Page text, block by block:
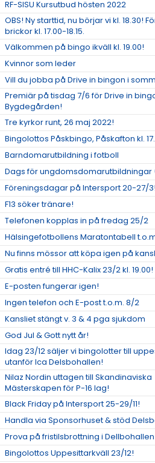
RF-SISU Kursutbud hösten 2022
OBS! Ny starttid, nu börjar vi kl. 18.30!
brickor kl. 17.00-18.15.
Välkommen på bingo ikväll kl. 19.00!
Kvinnor som leder
Vill du jobba på Drive in bingon i
Premiär på tisdag 7/6 för Drive in
Bygdegården!
Tre kyrkor runt, 26 maj 2022!
Bingolottos Påskbingo, Påskafton kl.
Barndomarutbildning i fotboll
Dags för ungdomsdomarutbildningar
Föreningsdagar på Intersport 20-27/3!
F13 söker tränare!
Telefonen kopplas in på fredag 25/2
Hälsingefotbollens Maratontabell
Nu finns mössor att köpa igen på
Gratis entré till HHC-Kalix 23/2 kl. 19.00!
E-posten fungerar igen!
Ingen telefon och E-post t.o.m. 8/2
Kansliet stängt v. 3 & 4 pga sjukdom
God Jul & Gott nytt år!
Idag 23/12 säljer vi bingolotter till
utanför Ica Delsbohallen!
Nilaz Nordin uttagen till Skandinaviska
Mästerskapen för P-16 lag!
Black Friday på Intersport 25-29/11!
Handla via Sponsorhuset & stöd
Prova på fristilsbrottning i Dellbohallen
Bingolottos Uppesittarkväll 23/12!